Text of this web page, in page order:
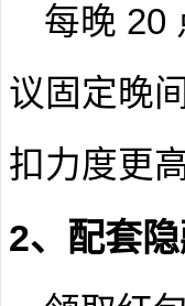
每晚 20
议固定晚
扣力度更高
2、配套